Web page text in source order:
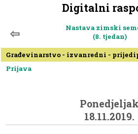
Digitalni
⇦
Nastava zimski
(8. tjedan)
Građevinarstvo - izvanredni -
Prijava
Ponedjeljak
18.11.2019.